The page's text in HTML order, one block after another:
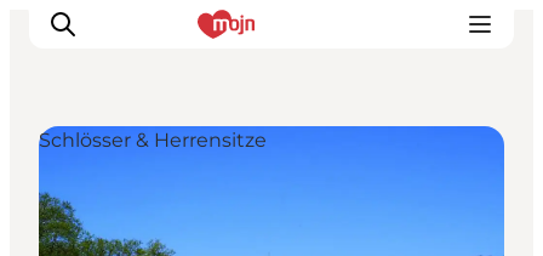
Erlebnisse
Städte und Regionen
Schlösser & Herrensitze